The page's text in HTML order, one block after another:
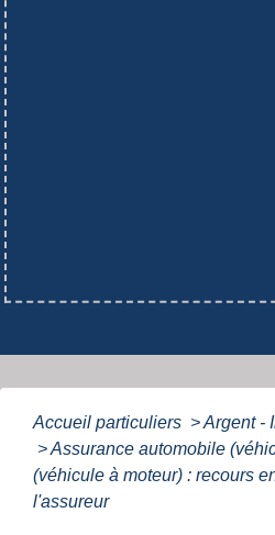
Accueil particuliers >Argent -
>Assurance automobile
(véhicule à moteur) : recours
l'assureur